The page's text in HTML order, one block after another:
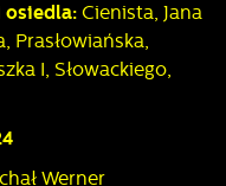
osiedla: Cienista, Jana
Prasłowiańska,
I, Słowackiego,
Werner